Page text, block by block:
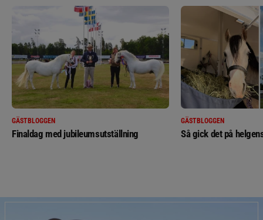
GÄSTBLOGGEN
Finaldag med jubileumsutställning
GÄSTBLOGGEN
Så gick det på